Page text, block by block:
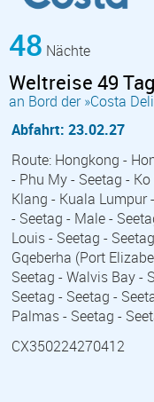
48 Nächte
Weltreise 49
an Bord der »Costa
Abfahrt: 23.02.27
Route: Hongkong -
- Phu My - Seetag -
Klang - Kuala Lumpur
- Seetag - Male -
Louis - Seetag -
Gqeberha (Port
Seetag - Walvis Bay -
Seetag - Seetag -
Palmas - Seetag -
CX350224270412